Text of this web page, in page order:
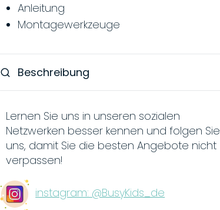
Anleitung
Montagewerkzeuge
Beschreibung
Lernen Sie uns in unseren sozialen
Netzwerken besser kennen und folgen Sie
uns, damit Sie die besten Angebote nicht
verpassen!
instagram: @BusyKids_de